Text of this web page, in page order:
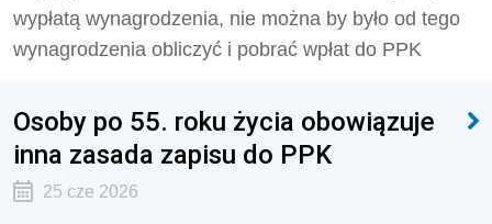
wypłatą wynagrodzenia, nie można by było od tego
wynagrodzenia obliczyć i pobrać wpłat do PPK
Osoby po 55. roku życia obowiązuje
inna zasada zapisu do PPK
25 cze 2026